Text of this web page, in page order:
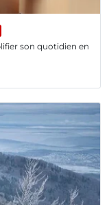
son quotidien en